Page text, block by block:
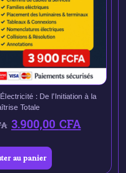
: De l’Initiation à la
Totale
3.900,00CFA
au panier